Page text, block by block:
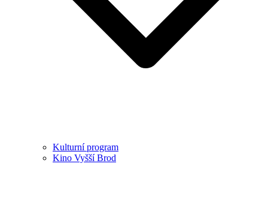
Kulturní program
Kino Vyšší Brod